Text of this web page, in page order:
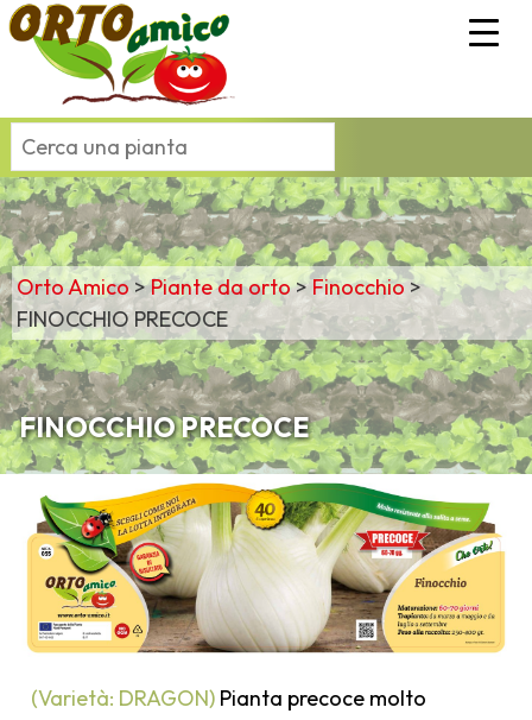
Orto Amico>Piante da orto>Finocchio>
FINOCCHIO PRECOCE
FINOCCHIO PRECOCE
(Varietà: DRAGON) Pianta precoce molto